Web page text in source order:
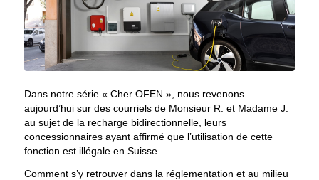
Dans notre série « Cher OFEN », nous revenons
aujourd’hui sur des courriels de Monsieur R. et Madame J.
au sujet de la recharge bidirectionnelle, leurs
concessionnaires ayant affirmé que l’utilisation de cette
fonction est illégale en Suisse.
Comment s’y retrouver dans la réglementation et au milieu